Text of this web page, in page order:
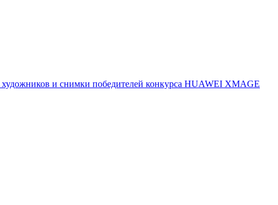
и снимки победителей конкурса HUAWEI XMAGE